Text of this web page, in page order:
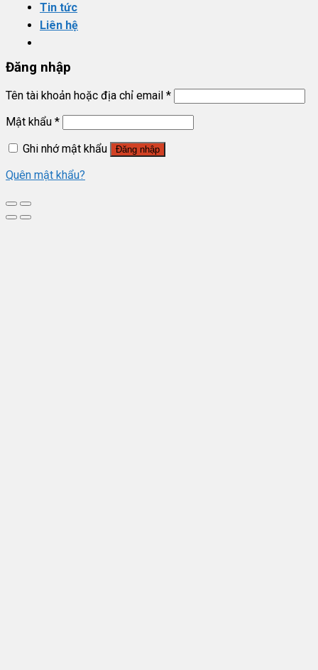
Tin tức
Liên hệ
Đăng nhập
Tên tài khoản hoặc địa chỉ email *
Mật khẩu *
Ghi nhớ mật khẩu
Đăng nhập
Quên mật khẩu?